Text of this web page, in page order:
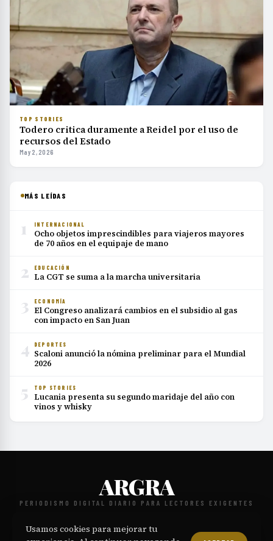
TOP STORIES
Todero critica duramente a Reidel por el uso de
recursos del Estado
May 2, 2026
MÁS LEÍDAS
1 INTERNACIONAL
Ocho objetos imprescindibles para viajeros mayores
de 70 años en el equipaje de mano
2 EDUCACIÓN
La CGT se suma a la marcha universitaria
3 ECONOMÍA
El Congreso analizará cambios en el subsidio al gas
con impacto en San Juan
4 DEPORTES
Scaloni anunció la nómina preliminar para el Mundial
2026
5 TOP STORIES
Lucania presenta su segundo maridaje del año con
vinos y whisky
ARGRA
PERIODISMO DIGITAL DIARIO PARA LECTORES EXIGENTES
TÉRMINOS · COOKIES
Usamos cookies para mejorar tu